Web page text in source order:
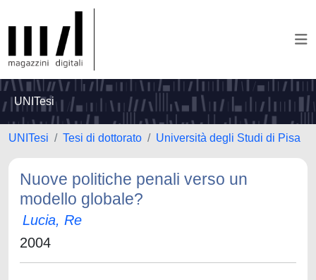
UNITesi
UNITesi Tesi di dottorato Università degli Studi di Pisa
Nuove politiche penali verso un
modello globale?
Lucia, Re
2004